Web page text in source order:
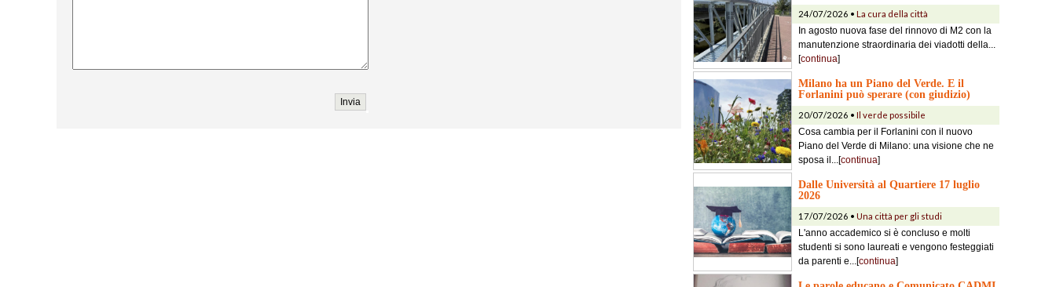
24/07/2026 • La cura della città
In agosto nuova fase del rinnovo di M2 con la
manutenzione straordinaria dei viadotti della...
[continua]
Milano ha un Piano del Verde. E il
Forlanini può sperare (con giudizio)
20/07/2026 • Il verde possibile
Cosa cambia per il Forlanini con il nuovo
Piano del Verde di Milano: una visione che ne
sposa il...[continua]
Dalle Università al Quartiere 17 luglio
2026
17/07/2026 • Una città per gli studi
L'anno accademico si è concluso e molti
studenti si sono laureati e vengono festeggiati
da parenti e...[continua]